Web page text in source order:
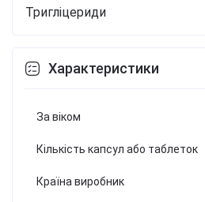
Тригліцериди
Характеристики
За віком
Кількість капсул або таблеток
Країна виробник